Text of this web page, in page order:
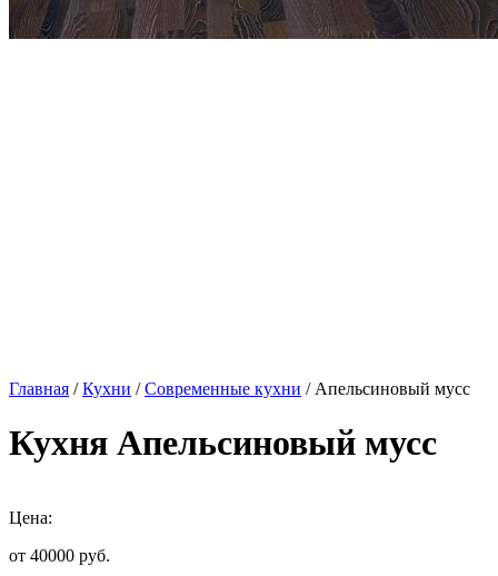
Главная /Кухни /Современные кухни / Апельсиновый мусс
Кухня Апельсиновый мусс
Цена:
от 40000 руб.